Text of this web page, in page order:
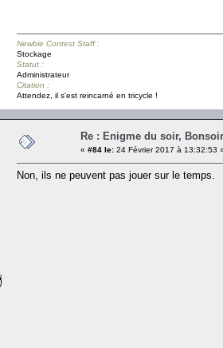
Newbie Contest Staff :
Stockage
Statut :
Administrateur
Citation :
Attendez, il s'est reincarné en tricycle !
Re : Enigme du soir,
« #84 le: 24 Février 2017 à 13:32:53
Non, ils ne peuvent pas jouer sur le temps.